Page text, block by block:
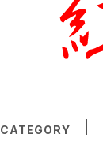
CATEGORY